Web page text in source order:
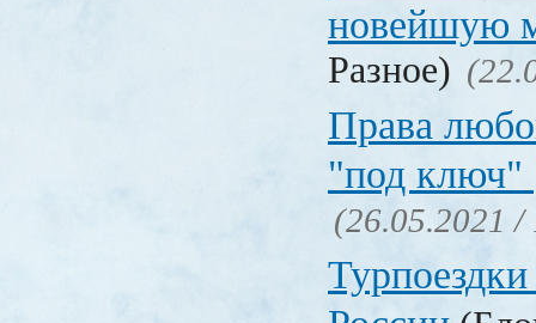
новейшую
Разное)
Права
"под ключ"
(26.05.2021 /